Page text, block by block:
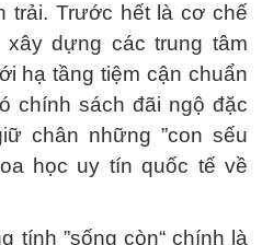
trải. Trước hết là cơ chế
dựng các trung tâm
hạ tầng tiệm cận chuẩn
chính sách đãi ngộ đặc
chân những ”con sếu
học uy tín quốc tế về
tính ”sống còn“ chính là